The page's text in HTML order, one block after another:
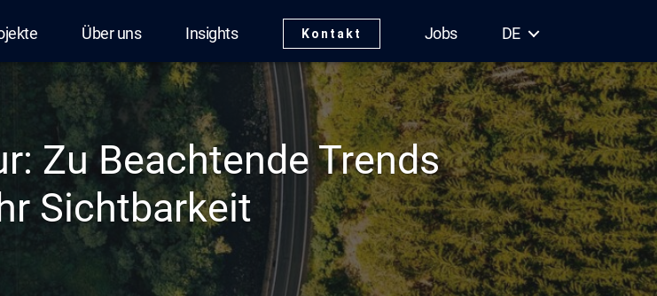
Über uns Insights Kontakt Jobs DE
Zu Beachtende Trends
Sichtbarkeit